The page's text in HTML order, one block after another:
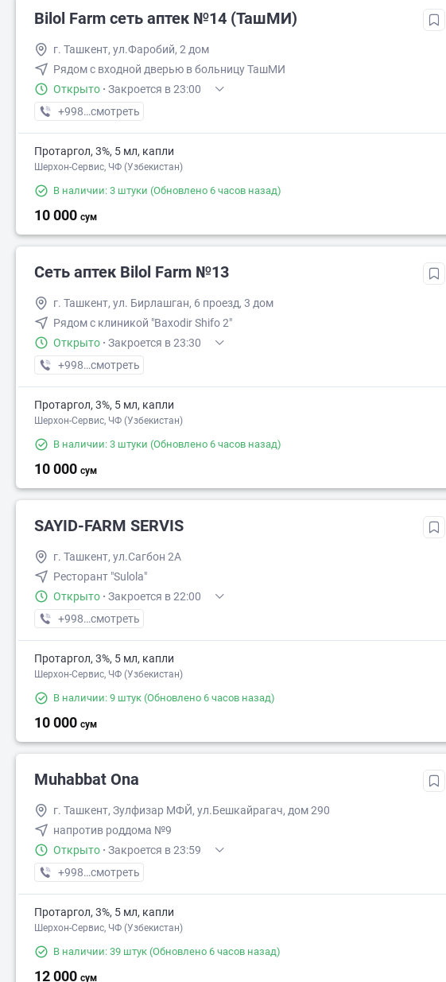
Bilol Farm сеть аптек №14 (ТашМИ)
г. Ташкент, ул.Фаробий, 2 дом
Рядом с входной дверью в больницу ТашМИ
Открыто · Закроется в 23:00
+998 (90) XXX-XX-XX
смотреть
Протаргол, 3%, 5 мл, капли
Шерхон-Сервис, ЧФ (Узбекистан)
В наличии: 3 штуки (Обновлено 6 часов назад)
10 000 сум
Сеть аптек Bilol Farm №13
г. Ташкент, ул. Бирлашган, 6 проезд, 3 дом
Рядом с клиникой "Baxodir Shifo 2"
Открыто · Закроется в 23:30
+998 (90) XXX-XX-XX
смотреть
Протаргол, 3%, 5 мл, капли
Шерхон-Сервис, ЧФ (Узбекистан)
В наличии: 3 штуки (Обновлено 6 часов назад)
10 000 сум
SAYID-FARM SERVIS
г. Ташкент, ул.Сагбон 2А
Ресторант "Sulola"
Открыто · Закроется в 22:00
+998 (71) XXX-XX-XX
смотреть
Протаргол, 3%, 5 мл, капли
Шерхон-Сервис, ЧФ (Узбекистан)
В наличии: 9 штук (Обновлено 6 часов назад)
10 000 сум
Muhabbat Ona
г. Ташкент, Зулфизар МФЙ, ул.Бешкайрагач, дом 290
напротив роддома №9
Открыто · Закроется в 23:59
+998 (99) XXX-XX-XX
смотреть
Протаргол, 3%, 5 мл, капли
Шерхон-Сервис, ЧФ (Узбекистан)
В наличии: 39 штук (Обновлено 6 часов назад)
12 000 сум